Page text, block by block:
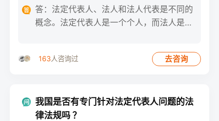
答：法定代表人、法人和法人代表是不同的
概念。法定代表人是一个个人，而法人是指
163人咨询过 去咨询
我国是否有专门针对法定代表人问题的法
律法规吗 ？